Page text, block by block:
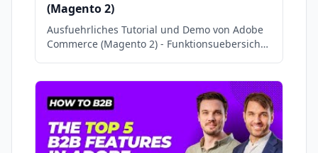
(Magento 2)
Ausfuehrliches Tutorial und Demo von Adobe
Commerce (Magento 2) - Funktionsuebersicht